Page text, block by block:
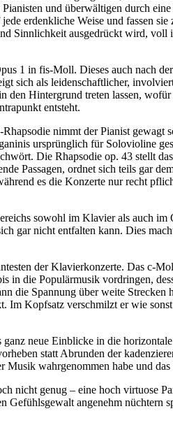
und überwältigen durch
erdenkliche Weise und fassen
Sinnlichkeit ausgedrückt wird,
1 in fis-Moll. Dieses auch nach
sich als leidenschaftlicher,
den Hintergrund treten lassen,
entsteht.
nimmt der Pianist
ursprünglich für Solovioline
Die Rhapsodie op. 43 stellt
Passagen, ordnet sich teils gar
es die Konzerte nur recht
sowohl im Klavier als auch
gar nicht entfalten kann. Dies
der Klavierkonzerte. Das c-
in die Populärmusik vordringen,
die Spannung über weite
Kopfsatz verschmilzt er wie
neue Einblicke in die
statt Abrunden der
wahrgenommen habe und
nicht genug – eine hoch virtuose
Gefühlsgewalt angenehm